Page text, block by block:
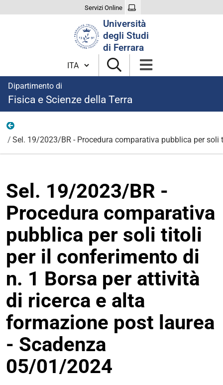
Servizi Online
Università
degli Studi
di Ferrara
Cambia lingua
Dipartimento di
Fisica e Scienze della Terra
Sel. 19/2023/BR - Procedura comparativa pubblica per
Sel. 19/2023/BR -
Procedura comparativa
pubblica per soli titoli
per il conferimento di
n. 1 Borsa per attività
di ricerca e alta
formazione post laurea
- Scadenza
05/01/2024